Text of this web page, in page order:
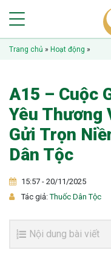
Trang chủ » Hoạt động »
A15 – Cuộc
Yêu Thương
Gửi Trọn
Dân Tộc
15:57 - 20/11/2025
Tác giả:Thuốc Dân Tộc
Nội dung bài viết